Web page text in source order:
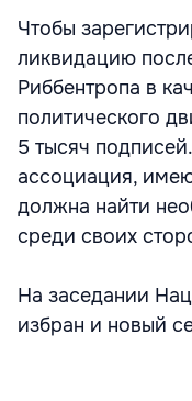
Чтобы
ликвидацию
Риббентропа в
политического
5 тысяч
ассоциация,
должна найти
среди своих
На заседании
избран и новый